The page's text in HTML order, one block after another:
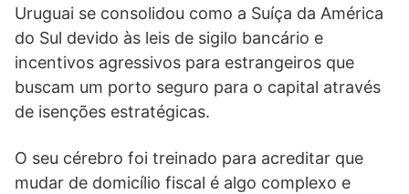
Uruguai se consolidou como a Suíça da América
do Sul devido às leis de sigilo bancário e
incentivos agressivos para estrangeiros que
buscam um porto seguro para o capital através
de isenções estratégicas.
O seu cérebro foi treinado para acreditar que
mudar de domicílio fiscal é algo complexo e